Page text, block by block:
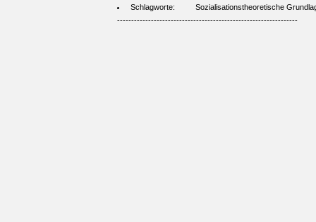
Schlagworte:
Sozialisationstheoretische
----------------------------------------------------------------